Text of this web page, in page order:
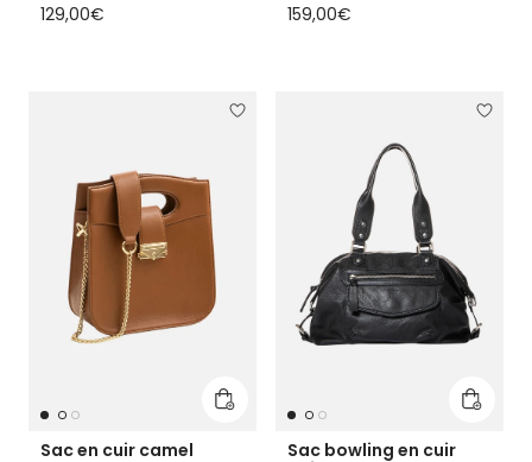
Prix habituel
129,00€
Prix habituel
159,00€
Ajouter au panier
Sac en cuir camel
Ajouter
Sac bowling en cuir